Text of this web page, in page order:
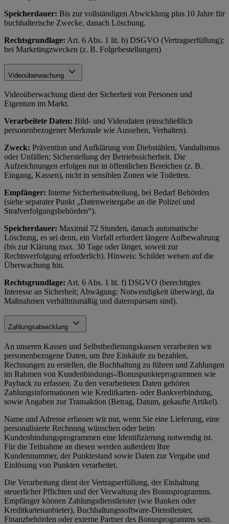
Speicherdauer: Bis zur vollständigen Abwicklung plus 10 Jahre für
buchhalterische Zwecke, danach Löschung.
Rechtsgrundlage: Art. 6 Abs. 1 lit. b) DSGVO (Vertragserfüllung);
bei Marketingzwecken (z. B. Folgebestellungen)
Videoüberwachung
Videoüberwachung dient der Sicherheit von Personen und
Eigentum im Markt.
Verarbeitete Daten: Bild- und Videodaten (einschließlich
personenbezogener Merkmale wie Aussehen, Verhalten).
Zweck: Prävention und Aufklärung von Diebstählen, Vandalismus
oder Unfällen; Sicherstellung der Betriebssicherheit. Die
Aufzeichnungen erfolgen nur in öffentlichen Bereichen (z. B.
Eingang, Kassen), nicht in sensiblen Zonen wie Toiletten.
Empfänger: Interne Sicherheitsabteilung, bei Bedarf Behörden
(siehe separater Punkt „Datenweitergabe an die Polizei und
Strafverfolgungsbehörden“).
Speicherdauer: Maximal 72 Stunden, danach automatische
Löschung, es sei denn, ein Vorfall erfordert längere Aufbewahrung
(bis zur Klärung max. 30 Tage oder länger, soweit zur
Rechtsverfolgung erforderlich). Hinweis: Schilder weisen auf die
Überwachung hin.
Rechtsgrundlage: Art. 6 Abs. 1 lit. f) DSGVO (berechtigtes
Interesse an Sicherheit; Abwägung: Notwendigkeit überwiegt, da
Maßnahmen verhältnismäßig und datensparsam sind).
Zahlungsabwicklung
An unseren Kassen und Selbstbedienungskassen verarbeiten wir
personenbezogene Daten, um Ihre Einkäufe zu bezahlen,
Rechnungen zu erstellen, die Buchhaltung zu führen und Zahlungen
im Rahmen von Kundenbindungs-/Bonuspunkteprogrammen wie
Payback zu erfassen. Zu den verarbeiteten Daten gehören
Zahlungsinformationen wie Kreditkarten- oder Bankverbindung,
sowie Angaben zur Transaktion (Betrag, Datum, gekaufte Artikel).
Name und Adresse erfassen wir nur, wenn Sie eine Lieferung, eine
personalisierte Rechnung wünschen oder beim
Kundenbindungsprogrammen eine Identifizierung notwendig ist.
Für die Teilnahme an diesen werden außerdem Ihre
Kundennummer, der Punktestand sowie Daten zur Vergabe und
Einlösung von Punkten verarbeitet.
Die Verarbeitung dient der Vertragserfüllung, der Einhaltung
steuerlicher Pflichten und der Verwaltung des Bonusprogramms.
Empfänger können Zahlungsdienstleister (wie Banken oder
Kreditkartenanbieter), Buchhaltungssoftware-Dienstleister,
Finanzbehörden oder externe Partner des Bonusprogramms sein.